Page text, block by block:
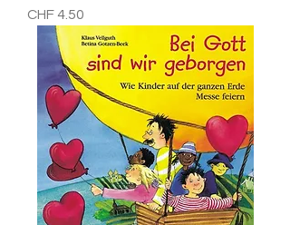
Preis
CHF 4.50